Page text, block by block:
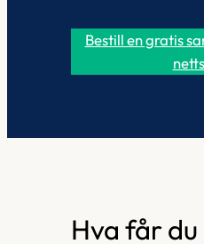
Bestill en gratis
Hva får